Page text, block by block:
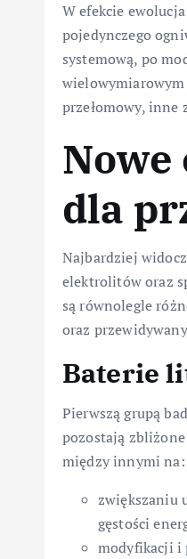
W efekcie
pojedynczego
systemową, po
wielowymiarowym
przełomowy,
dla
Najbardziej
elektrolitów oraz
są równolegle
oraz
Baterie
Pierwszą grupą
pozostają
między innymi na:
zwiększaniu
gęstości
modyfikacji i